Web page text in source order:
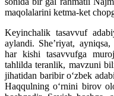
maqolalarini ketma-ket
Keyinchalik tasavvuf
aylandi. Sheʼriyat,
har kishi tasavvufga
tahlilda teranlik, mavzuni
jihatidan baribir oʻzbek
Haqqulning oʻrnini birov